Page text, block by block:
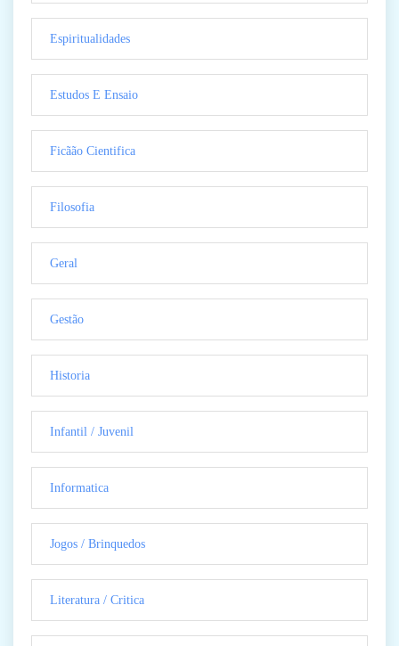
Espiritualidades
Estudos E Ensaio
Ficãão Cientifica
Filosofia
Geral
Gestão
Historia
Infantil / Juvenil
Informatica
Jogos / Brinquedos
Literatura / Critica